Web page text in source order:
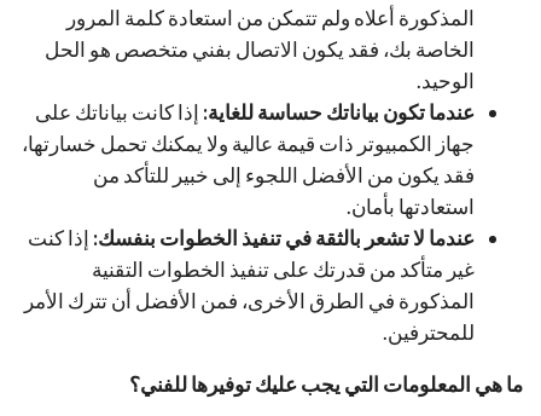
المذكورة أعلاه ولم تتمكن من استعادة كلمة المرور
الخاصة بك، فقد يكون الاتصال بفني متخصص هو الحل
الوحيد.
عندما تكون بياناتك حساسة للغاية: إذا كانت بياناتك على
جهاز الكمبيوتر ذات قيمة عالية ولا يمكنك تحمل خسارتها،
فقد يكون من الأفضل اللجوء إلى خبير للتأكد من
استعادتها بأمان.
عندما لا تشعر بالثقة في تنفيذ الخطوات بنفسك: إذا كنت
غير متأكد من قدرتك على تنفيذ الخطوات التقنية
المذكورة في الطرق الأخرى، فمن الأفضل أن تترك الأمر
للمحترفين.
ما هي المعلومات التي يجب عليك توفيرها للفني؟